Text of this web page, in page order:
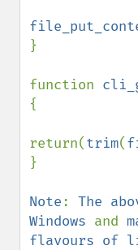
}
function
{
return(trim(
}
Note: The
Windows and
flavours of